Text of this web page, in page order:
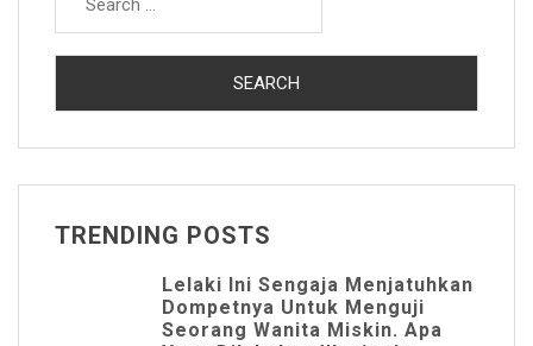
TRENDING POSTS
Lelaki Ini Sengaja Menjatuhkan
Dompetnya Untuk Menguji
Seorang Wanita Miskin. Apa